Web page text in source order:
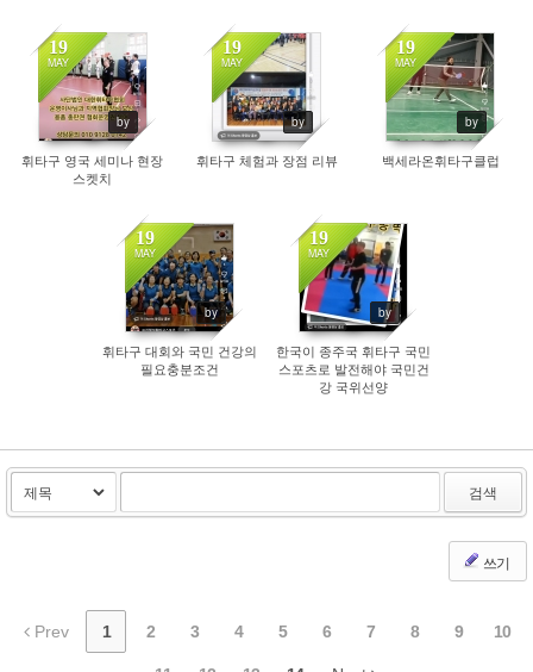
19
MAY
by
274
휘타구 영국 세미나 현장
스켓치
19
MAY
by
253
휘타구 체험과 장점 리뷰
19
MAY
by
376
백세라온휘타구클럽
19
MAY
by
256
휘타구 대회와 국민 건강의
필요충분조건
19
MAY
by
564
한국이 종주국 휘타구 국민
스포츠로 발전해야 국민건
강 국위선양
검색
쓰기
Prev 1 2 3 4 5 6 7 8 9 10